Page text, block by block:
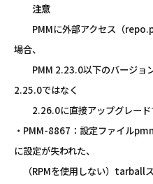
注意
PMMに外部アクセス（
場合、
PMM 2.23.0以下のバージョ
2.25.0ではなく
2.26.0に直接アップグレード
・PMM-8867：設定ファイル
に設定が失われた、
（RPMを使用しない）tarball